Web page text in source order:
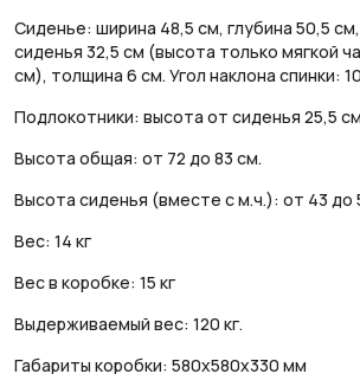
Сиденье: ширина 48,5 см, глубина 50,5
сиденья 32,5 см (высота только мягкой
см), толщина 6 см. Угол наклона спинки:
Подлокотники: высота от сиденья 25,5
Высота общая: от 72 до 83 см.
Высота сиденья (вместе с м.ч.): от 43 до
Вес: 14 кг
Вес в коробке: 15 кг
Выдерживаемый вес: 120 кг.
Габариты коробки: 580х580х330 мм